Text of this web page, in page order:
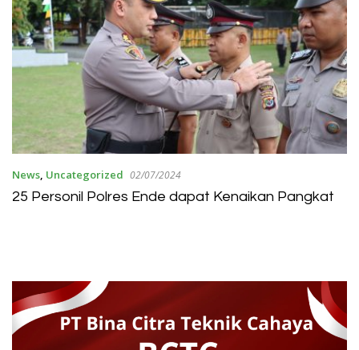
News, Uncategorized 02/07/2024
25 Personil Polres Ende dapat Kenaikan Pangkat